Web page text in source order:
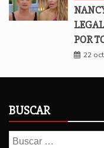
POR
22
BUSCAR
Buscar: